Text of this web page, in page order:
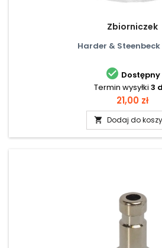
Zbiorniczek
Harder & Steenbeck
 Dostępny
Termin wysyłki 3
Cena
21,00 zł
 Dodaj do